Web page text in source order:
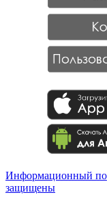
Информационный
защищены